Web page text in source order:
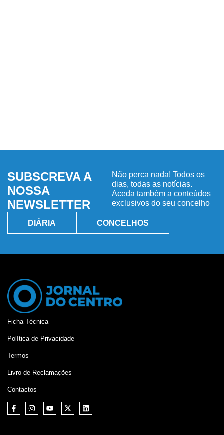
SUBSCREVA A
NOSSA
NEWSLETTER
Não perca nada! Todos os
dias, todas as notícias.
Aceda também a conteúdos
exclusivos do seu concelho
DIÁRIA CONCELHOS
Ficha Técnica
Política de Privacidade
Termos
Livro de Reclamações
Contactos